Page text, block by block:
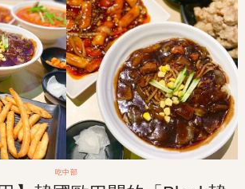
吃中部